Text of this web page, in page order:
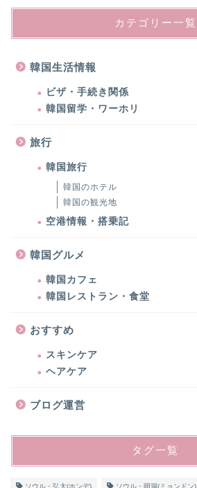
カテゴリー一覧
韓国生活情報
ビザ・手続き関係
韓国留学・ワーホリ
旅行
韓国旅行
韓国のホテル
韓国の観光地
空港情報・搭乗記
韓国グルメ
韓国カフェ
韓国レストラン・食堂
おすすめ
スキンケア
ヘアケア
ブログ運営
タグ一覧